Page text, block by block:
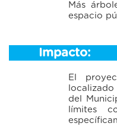
Más
espacio
Impacto:
El
del
límites